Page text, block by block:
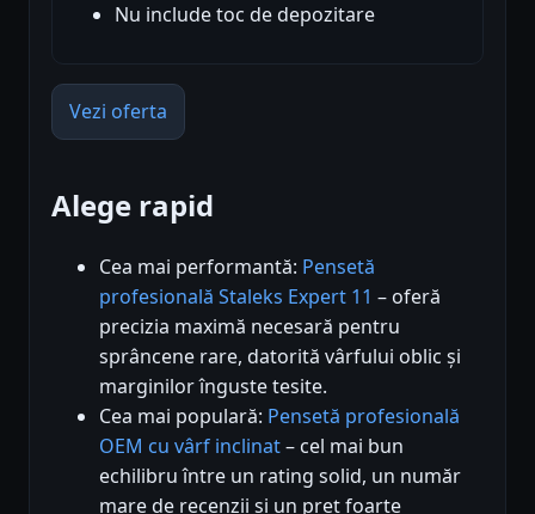
Nu include toc de depozitare
Vezi oferta
Alege rapid
Cea mai performantă: Pensetă
profesională Staleks Expert 11 – oferă
precizia maximă necesară pentru
sprâncene rare, datorită vârfului oblic și
marginilor înguste tesite.
Cea mai populară: Pensetă profesională
OEM cu vârf inclinat– cel mai bun
echilibru între un rating solid, un număr
mare de recenzii și un preț foarte